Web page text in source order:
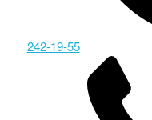
242-19-55